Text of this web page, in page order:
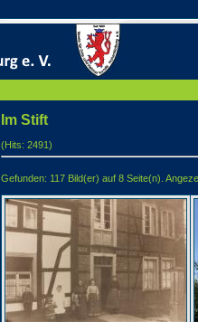
Im Stift
(Hits: 2491)
Gefunden: 117 Bild(er) auf 8 Seite(n).